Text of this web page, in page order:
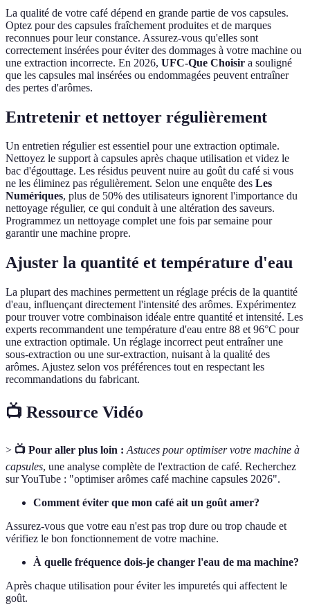
La qualité de votre café dépend en grande partie de vos capsules.
Optez pour des capsules fraîchement produites et de marques
reconnues pour leur constance. Assurez-vous qu'elles sont
correctement insérées pour éviter des dommages à votre machine ou
une extraction incorrecte. En 2026, UFC-Que Choisir a souligné
que les capsules mal insérées ou endommagées peuvent entraîner
des pertes d'arômes.
Entretenir et nettoyer régulièrement
Un entretien régulier est essentiel pour une extraction optimale.
Nettoyez le support à capsules après chaque utilisation et videz le
bac d'égouttage. Les résidus peuvent nuire au goût du café si vous
ne les éliminez pas régulièrement. Selon une enquête des Les
Numériques, plus de 50% des utilisateurs ignorent l'importance du
nettoyage régulier, ce qui conduit à une altération des saveurs.
Programmez un nettoyage complet une fois par semaine pour
garantir une machine propre.
Ajuster la quantité et température d'eau
La plupart des machines permettent un réglage précis de la quantité
d'eau, influençant directement l'intensité des arômes. Expérimentez
pour trouver votre combinaison idéale entre quantité et intensité. Les
experts recommandent une température d'eau entre 88 et 96°C pour
une extraction optimale. Un réglage incorrect peut entraîner une
sous-extraction ou une sur-extraction, nuisant à la qualité des
arômes. Ajustez selon vos préférences tout en respectant les
recommandations du fabricant.
📺 Ressource Vidéo
> 📺 Pour aller plus loin : Astuces pour optimiser votre machine à
capsules, une analyse complète de l'extraction de café. Recherchez
sur YouTube : "optimiser arômes café machine capsules 2026".
Comment éviter que mon café ait un goût amer?
Assurez-vous que votre eau n'est pas trop dure ou trop chaude et
vérifiez le bon fonctionnement de votre machine.
À quelle fréquence dois-je changer l'eau de ma machine?
Après chaque utilisation pour éviter les impuretés qui affectent le
goût.